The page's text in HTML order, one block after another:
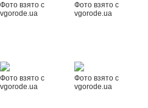
Фото взято с
vgorode.ua
Фото взято с
vgorode.ua
Фото взято с
vgorode.ua
Фото взято с
vgorode.ua